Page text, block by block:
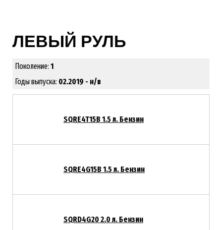
ЛЕВЫЙ РУЛЬ
Поколение: 1
Годы выпуска: 02.2019 - н/в
SQRE4T15B 1.5 л. Бензин
SQRE4G15B 1.5 л. Бензин
SQRD4G20 2.0 л. Бензин